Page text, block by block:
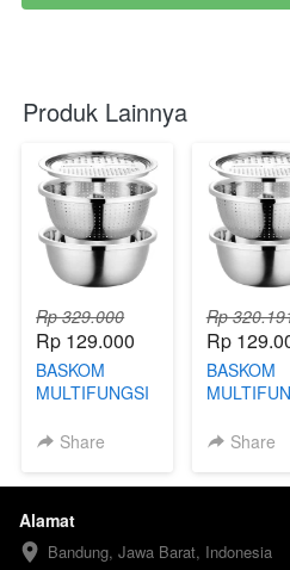
Produk Lainnya
Rp 329.000
Rp 129.000
BASKOM
MULTIFUNGSI
Share
Rp
Rp
BASKOM
Share
Alamat
Bandung, Jawa Barat, Indonesia